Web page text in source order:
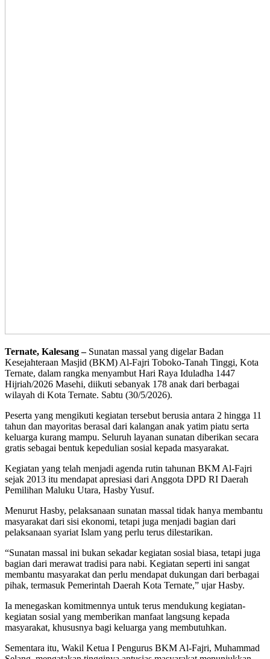
Ternate, Kalesang –Sunatan massal yang digelar Badan
Kesejahteraan Masjid (BKM) Al-Fajri Toboko-Tanah Tinggi, Kota
Ternate, dalam rangka menyambut Hari Raya Iduladha 1447
Hijriah/2026 Masehi, diikuti sebanyak 178 anak dari berbagai
wilayah di Kota Ternate. Sabtu (30/5/2026).
Peserta yang mengikuti kegiatan tersebut berusia antara 2 hingga 11
tahun dan mayoritas berasal dari kalangan anak yatim piatu serta
keluarga kurang mampu. Seluruh layanan sunatan diberikan secara
gratis sebagai bentuk kepedulian sosial kepada masyarakat.
Kegiatan yang telah menjadi agenda rutin tahunan BKM Al-Fajri
sejak 2013 itu mendapat apresiasi dari Anggota DPD RI Daerah
Pemilihan Maluku Utara, Hasby Yusuf.
Menurut Hasby, pelaksanaan sunatan massal tidak hanya membantu
masyarakat dari sisi ekonomi, tetapi juga menjadi bagian dari
pelaksanaan syariat Islam yang perlu terus dilestarikan.
“Sunatan massal ini bukan sekadar kegiatan sosial biasa, tetapi juga
bagian dari merawat tradisi para nabi. Kegiatan seperti ini sangat
membantu masyarakat dan perlu mendapat dukungan dari berbagai
pihak, termasuk Pemerintah Daerah Kota Ternate,” ujar Hasby.
Ia menegaskan komitmennya untuk terus mendukung kegiatan-
kegiatan sosial yang memberikan manfaat langsung kepada
masyarakat, khususnya bagi keluarga yang membutuhkan.
Sementara itu, Wakil Ketua I Pengurus BKM Al-Fajri, Muhammad